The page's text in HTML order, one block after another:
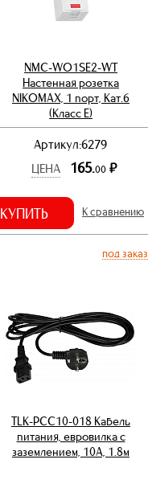
NMC-WO1SE2-WT
Настенная розетка
NIKOMAX, 1 порт, Кат.6
(Класс E)
Артикул:6279
ЦЕНА
165.00 р.
КУПИТЬ К сравнению
под заказ
TLK-PCC10-018 Кабель
питания, евровилка с
заземлением, 10А, 1.8м